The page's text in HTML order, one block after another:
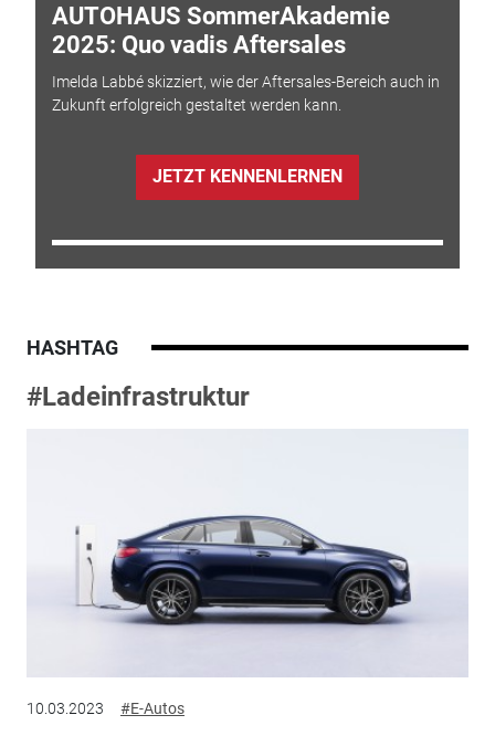
AUTOHAUS SommerAkademie
2025: Quo vadis Aftersales
Imelda Labbé skizziert, wie der Aftersales-Bereich auch in
Zukunft erfolgreich gestaltet werden kann.
JETZT KENNENLERNEN
HASHTAG
#Ladeinfrastruktur
10.03.2023 #E-Autos